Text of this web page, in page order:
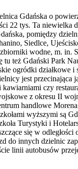
Gdańska o
22 tys. Ta niewielka
pomiędzy
Siedlce,
wodne, m. in.
tu też Gdański Park
ogródki działkowe i
jest przecinająca
czy
z okresu II
handlowe
wyższymi są
Turystyki i
się w
do innych dzielnic
linii autobusów